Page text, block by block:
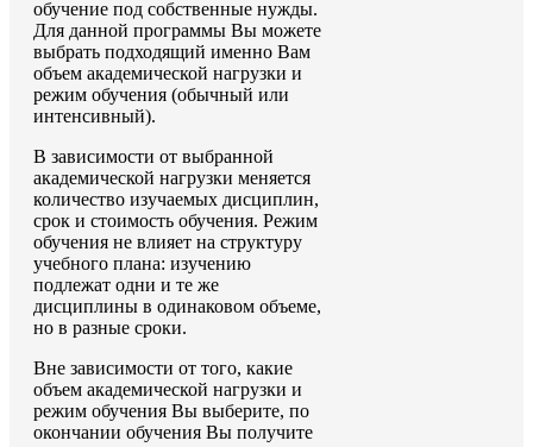
обучение под собственные нужды.
Для данной программы Вы можете
выбрать подходящий именно Вам
объем академической нагрузки и
режим обучения (обычный или
интенсивный).
В зависимости от выбранной
академической нагрузки меняется
количество изучаемых дисциплин,
срок и стоимость обучения. Режим
обучения не влияет на структуру
учебного плана: изучению
подлежат одни и те же
дисциплины в одинаковом объеме,
но в разные сроки.
Вне зависимости от того, какие
объем академической нагрузки и
режим обучения Вы выберите, по
окончании обучения Вы получите